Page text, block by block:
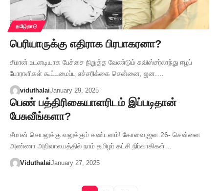
தமிழ்நாடு
பெரியாருக்கு எதிராக பிரபாகரனா?
சீமான் உடனடியாக பேச்சை நிறுத்த வேண்டும் சுவிஸ்சர்லாந்து ஈழப்
போராளிகள் கூட்டமைப்பு எச்சரிக்கை சென்னை, ஜன.…
viduthalaiJanuary 29, 2025
பெண் பத்திரிகையாளரிடம் இப்படிதான்
பேசுவீங்களா?
சீமான் செயலுக்கு வலுக்கும் கண்டனம்! கோவை,ஜன.26- சென்னை
அண்ணா அறிவாலயத்தில் நாம் தமிழர் கட்சி நிர்வாகிகள்…
ViduthalaiJanuary 27, 2025